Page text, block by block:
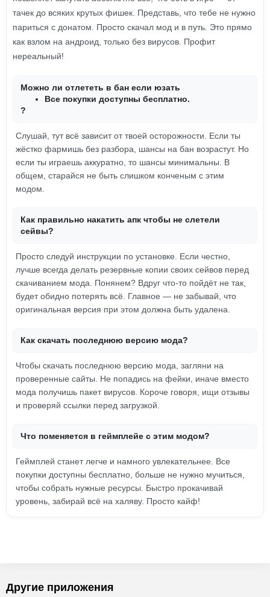
тачек до всяких крутых фишек. Представь, что тебе не нужно
париться с донатом. Просто скачал мод и в путь. Это прямо
как взлом на андроид, только без вирусов. Профит
нереальный!
Можно ли отлететь в бан если юзать
Все покупки доступны бесплатно.
?
Слушай, тут всё зависит от твоей осторожности. Если ты
жёстко фармишь без разбора, шансы на бан возрастут. Но
если ты играешь аккуратно, то шансы минимальны. В
общем, старайся не быть слишком конченым с этим
модом.
Как правильно накатить апк чтобы не слетели
сейвы?
Просто следуй инструкции по установке. Если честно,
лучше всегда делать резервные копии своих сейвов перед
скачиванием мода. Понянем? Вдруг что-то пойдёт не так,
будет обидно потерять всё. Главное — не забывай, что
оригинальная версия при этом должна быть удалена.
Как скачать последнюю версию мода?
Чтобы скачать последнюю версию мода, загляни на
проверенные сайты. Не попадись на фейки, иначе вместо
мода получишь пакет вирусов. Короче говоря, ищи отзывы
и проверяй ссылки перед загрузкой.
Что поменяется в геймплейе с этим модом?
Геймплей станет легче и намного увлекательнее. Все
покупки доступны бесплатно, больше не нужно мучиться,
чтобы собрать нужные ресурсы. Быстро прокачивай
уровень, забирай всё на халяву. Просто кайф!
Другие приложения